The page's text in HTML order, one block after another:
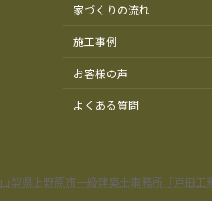
家づくりの流れ
施工事例
お客様の声
よくある質問
山梨県上野原市一級建築士事務所「戸田